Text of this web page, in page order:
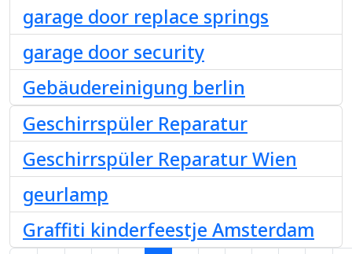
garage door replace springs
garage door security
Gebäudereinigung berlin
Geschirrspüler Reparatur
Geschirrspüler Reparatur Wien
geurlamp
Graffiti kinderfeestje Amsterdam